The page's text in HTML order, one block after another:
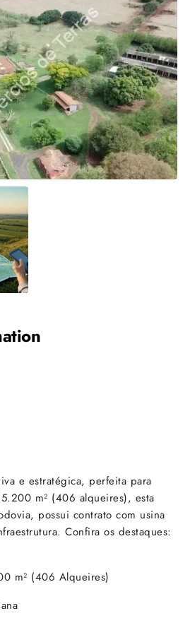
e estratégica, perfeita para
m² (406 alqueires), esta
possui contrato com usina
Confira os destaques:
m² (406 Alqueires)